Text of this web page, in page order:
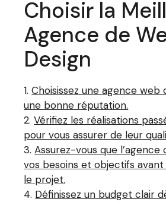
Choisir la
Agence de
Design
Choisissez une agence web
une bonne réputation.
Vérifiez les réalisations
pour vous assurer de leur
Assurez-vous que
vos besoins et objectifs
le projet.
Définissez un budget clair